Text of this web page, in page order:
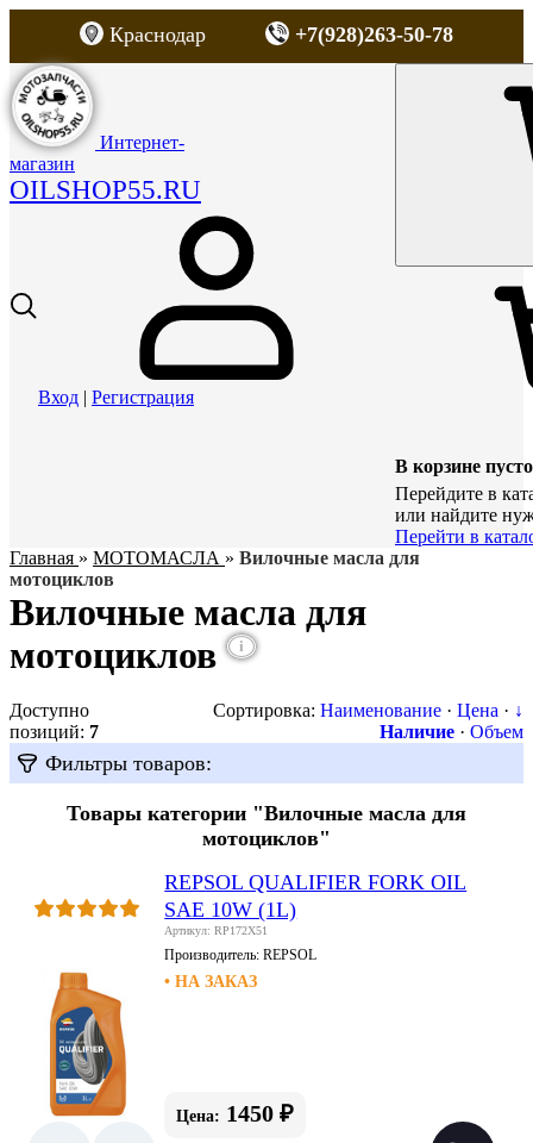
Краснодар +7(928)263-50-78
Интернет-
магазин
OILSHOP55.RU
Вход | Регистрация
В корзине пусто
Перейдите в
или найдите
Перейти в
Главная » МОТОМАСЛА » Вилочные масла для
мотоциклов
Вилочные масла для
мотоциклов
i
Доступно
позиций: 7
Сортировка: Наименование · Цена · ↓
Наличие · Объем
Фильтры товаров:
Товары категории "Вилочные масла для
мотоциклов"
REPSOL QUALIFIER FORK OIL
SAE 10W (1L)
Артикул: RP172X51
Производитель:REPSOL
• НА ЗАКАЗ
Цена: 1450 ₽